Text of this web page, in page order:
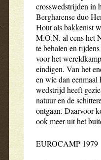
crosswedstrijden in
Bergharense duo
Hout als bakkenist
M.O.N. al eens het
te behalen en
voor het
eindigen. Van het
en wie dan eenmaal
wedstrijd heeft
natuur en de
ontgaan. Daarvoor
ook meer uit het
EUROCAMP 1979